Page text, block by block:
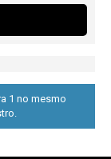
1 no mesmo